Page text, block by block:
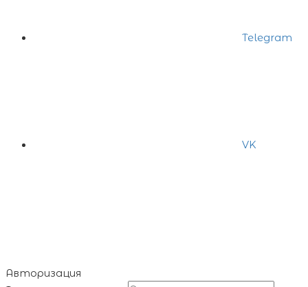
Telegram
VK
Авторизация